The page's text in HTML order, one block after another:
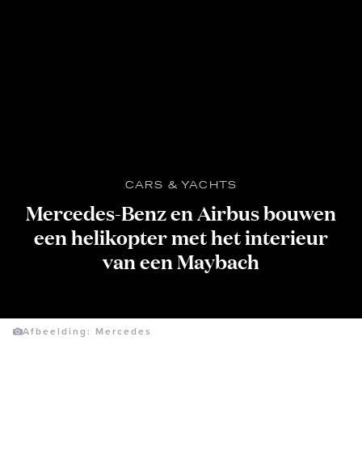
CARS & YACHTS
Mercedes-Benz en Airbus bouwen
een helikopter met het interieur
van een Maybach
Afbeelding: Mercedes